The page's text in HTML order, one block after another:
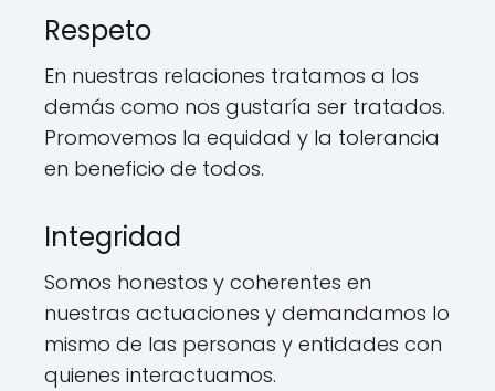
Respeto
En nuestras relaciones tratamos a los
demás como nos gustaría ser tratados.
Promovemos la equidad y la tolerancia
en beneficio de todos.
Integridad
Somos honestos y coherentes en
nuestras actuaciones y demandamos lo
mismo de las personas y entidades con
quienes interactuamos.